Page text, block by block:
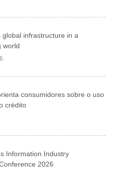
global infrastructure in a
world
consumidores sobre o uso
crédito
Information Industry
2026